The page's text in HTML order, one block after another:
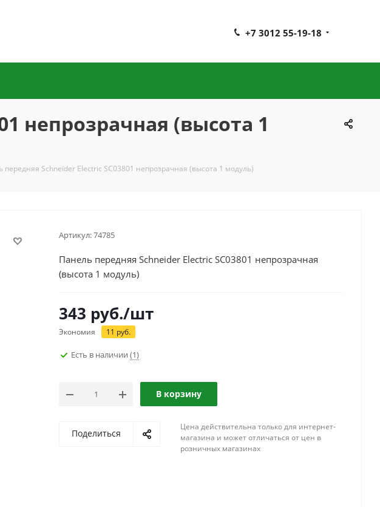
+7 3012 55-19-18
непрозрачная (высота 1
передняя Schneider Electric SC03801 непрозрачная (высота 1 модуль)
Артикул:74785
Панель передняя Schneider Electric SC03801 непрозрачная
(высота 1 модуль)
343 руб./шт
Экономия 11 руб.
Есть в наличии (1)
В корзину
Поделиться
Цена действительна только для интернет-
магазина и может отличаться от цен в
розничных магазинах